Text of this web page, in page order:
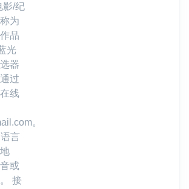
影/纪
为
品
光
器
过
线
。
言
或
接